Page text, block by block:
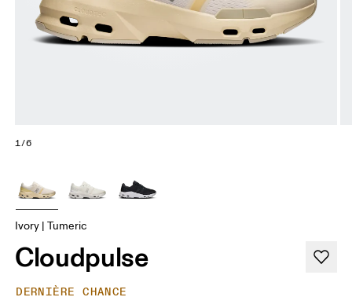
1/6
Ivory | Tumeric
Cloudpulse
DERNIÈRE CHANCE